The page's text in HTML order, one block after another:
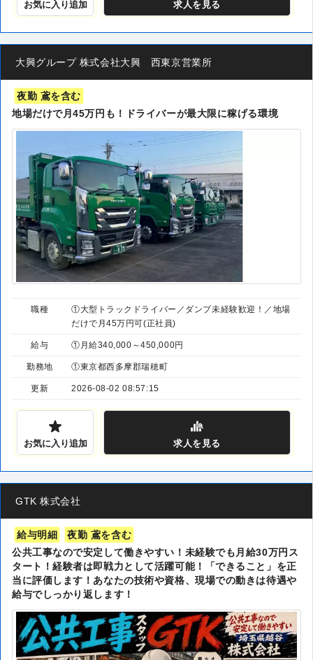
お気に入り追加 求人 を見る
大興グループ 株式会社大興 西東京営業所
夜勤 鳶を含む
地場だけで月45万円も！ドライバーが最大限に稼げる環境
職種
①大型トラックドライバー／ダンプ未経験歓迎！／地場
だけで月45万円可(正社員)
給与 ①月給340,000～450,000円
勤務地 ①東京都西多摩郡瑞穂町
更新 2026-08-02 08:57:15
お気に入り追加 求人を見る
GTK 株式会社
給与明細
夜勤 鳶を含む
公共工事なので安定して働きやすい！未経験でも月給30万円ス
タート！経験者は即戦力として活躍可能！「できること」を正
当に評価します！あなたの技術や資格、現場での動きは待遇や
給与でしっかり返します！